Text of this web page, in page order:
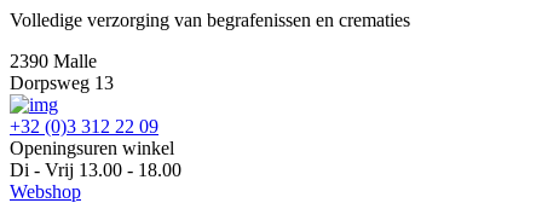
Volledige verzorging van begrafenissen en crematies
2390 Malle
Dorpsweg 13
+32 (0)3 312 22 09
Openingsuren winkel
Di - Vrij 13.00 - 18.00
Webshop